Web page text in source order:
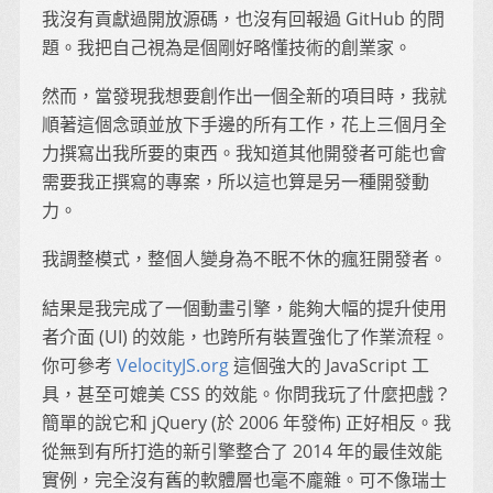
我沒有貢獻過開放源碼，也沒有回報過 GitHub 的問
題。我把自己視為是個剛好略懂技術的創業家。
然而，當發現我想要創作出一個全新的項目時，我就
順著這個念頭並放下手邊的所有工作，花上三個月全
力撰寫出我所要的東西。我知道其他開發者可能也會
需要我正撰寫的專案，所以這也算是另一種開發動
力。
我調整模式，整個人變身為不眠不休的瘋狂開發者。
結果是我完成了一個動畫引擎，能夠大幅的提升使用
者介面 (UI) 的效能，也跨所有裝置強化了作業流程。
你可參考 VelocityJS.org這個強大的 JavaScript 工
具，甚至可媲美 CSS 的效能。你問我玩了什麼把戲？
簡單的說它和 jQuery (於 2006 年發佈) 正好相反。我
從無到有所打造的新引擎整合了 2014 年的最佳效能
實例，完全沒有舊的軟體層也毫不龐雜。可不像瑞士